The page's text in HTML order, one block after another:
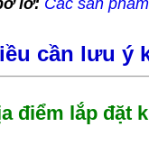
cần lưu ý
điểm lắp đặt